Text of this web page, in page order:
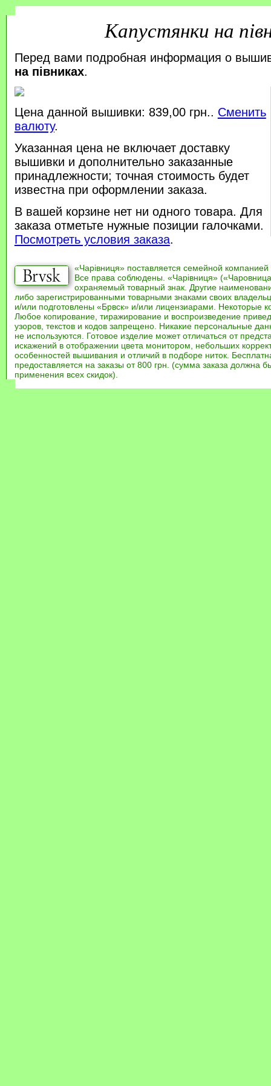
Капустянки на
Перед вами подробная информация о
на півниках.
Цена данной вышивки: 839,00 грн.. Сменить
валюту.
Указанная цена не включает доставку
вышивки и дополнительно заказанные
принадлежности; точная стоимость будет
известна при оформлении заказа.
В вашей корзине нет ни одного товара. Для
заказа отметьте нужные позиции галочками.
Посмотреть условия заказа.
«Чарівниця» поставляется семейной компанией
Все права соблюдены. «Чарівниця»
охраняемый товарный знак. Другие
либо зарегистрированными товарными знаками своих
и/или подготовлены «Брвск» и/или лицензиарами. Некоторые
Любое копирование, тиражирование и воспроизведение
узоров, текстов и кодов запрещено. Никакие персональные
не используются. Готовое изделие может отличаться от
искажений в отображении цвета монитором, небольших
особенностей вышивания и отличий в подборе ниток.
предоставляется на заказы от 800 грн. (сумма заказа должна
применения всех скидок).